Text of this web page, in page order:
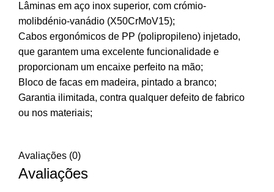
Lâminas em aço inox superior, com crómio-
molibdénio-vanádio (X50CrMoV15);
Cabos ergonómicos de PP (polipropileno) injetado,
que garantem uma excelente funcionalidade e
proporcionam um encaixe perfeito na mão;
Bloco de facas em madeira, pintado a branco;
Garantia ilimitada, contra qualquer defeito de fabrico
ou nos materiais;
Avaliações (0)
Avaliações